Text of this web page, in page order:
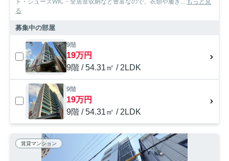
ト・シューズWIC・全居室収納など豊富なので、衣類や履き... もっと見
る
募集中の部屋
9階
19万円
9階 / 54.31㎡ / 2LDK
9階
19万円
9階 / 54.31㎡ / 2LDK
賃貸マンション